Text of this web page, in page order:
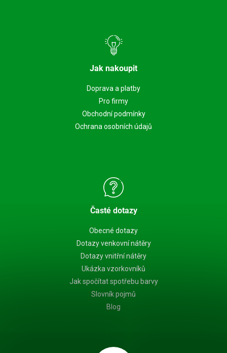
Jak nakoupit
Doprava a platby
Pro firmy
Obchodní podmínky
Ochrana osobních údajů
Časté dotazy
Obecné dotazy
Dotazy venkovní nátěry
Dotazy vnitřní nátěry
Ukázka vzorkovníků
Jak spočítat spotřebu barvy
Slovník pojmů
Blog